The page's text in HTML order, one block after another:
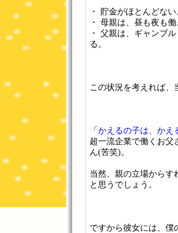
・ 貯金がほとんどない
・ 母親は、昼も夜も
・ 父親は、ギャンブ
る。
この状況を考えれば、
「 かえるの子は、かえ
超一流企業で働くお父
ん(苦笑)。
当然、親の立場からす
と思うでしょう。
ですから彼女には、僕